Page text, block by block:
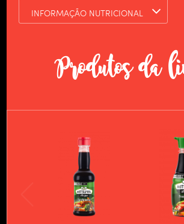
TRABALHE CONOSCO
INFORMAÇÃO NUTRICIONAL
Produtos da